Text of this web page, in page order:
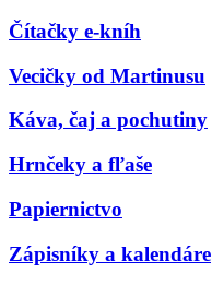
Čítačky e-kníh
Vecičky od Martinusu
Káva, čaj a pochutiny
Hrnčeky a fľaše
Papiernictvo
Zápisníky a kalendáre